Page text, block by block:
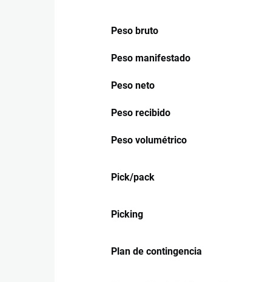
Peso bruto
Peso manifestado
Peso neto
Peso recibido
Peso volumétrico
Pick/pack
Picking
Plan de contingencia